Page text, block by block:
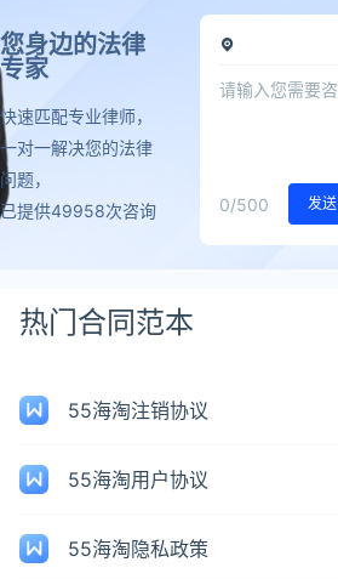
您身边的法律
专家
快速匹配专业律师，
一对一解决您的法律
问题，
已提供49958次咨询
0/500 发送
热门合同范本
55海淘注销协议
55海淘用户协议
55海淘隐私政策